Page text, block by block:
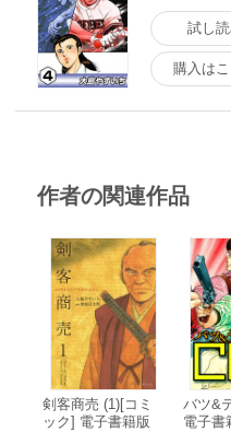
試し
購入は
作者の関連作品
剣客商売 (1)[コミ
ック] 電子書籍版
バツ&
電子書